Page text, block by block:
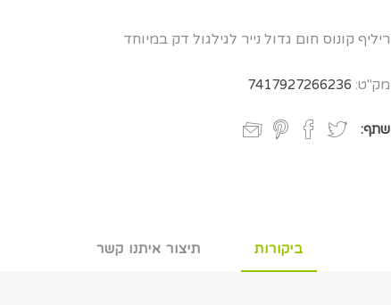
ריליף קונוס חום גדול נייר לגילגול דק במיוחד
מק"ט: 7417927266236
שתף:
ביקורות תיצור איתנו קשר